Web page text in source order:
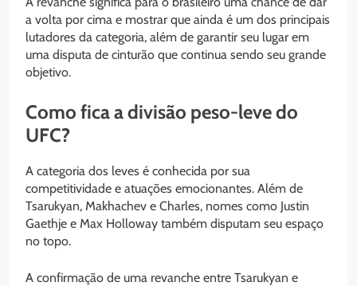
a volta por cima e mostrar que ainda é um dos principais
lutadores da categoria, além de garantir seu lugar em
uma disputa de cinturão que continua sendo seu grande
objetivo.
Como fica a divisão peso-leve do
UFC?
A categoria dos leves é conhecida por sua
competitividade e atuações emocionantes. Além de
Tsarukyan, Makhachev e Charles, nomes como Justin
Gaethje e Max Holloway também disputam seu espaço
no topo.
A confirmação de uma revanche entre Tsarukyan e